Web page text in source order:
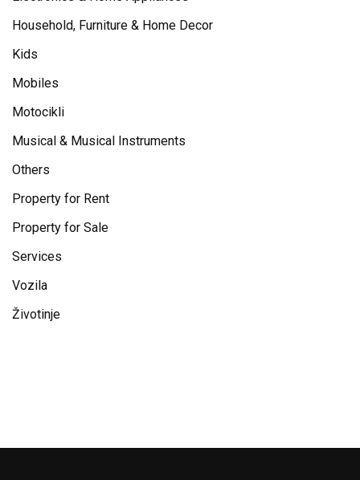
Household, Furniture & Home Decor
Kids
Mobiles
Motocikli
Musical & Musical Instruments
Others
Property for Rent
Property for Sale
Services
Vozila
Životinje